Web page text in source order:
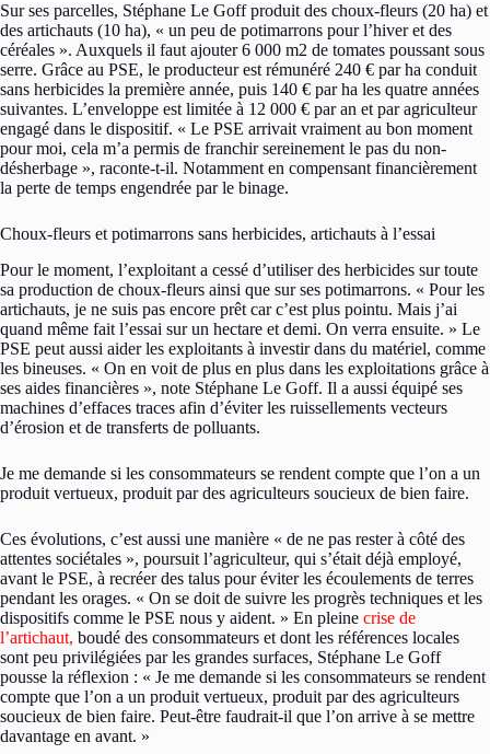
Sur ses parcelles, Stéphane Le Goff produit des choux-fleurs (20 ha) et
des artichauts (10 ha), « un peu de potimarrons pour l’hiver et des
céréales ». Auxquels il faut ajouter 6 000 m2 de tomates poussant sous
serre. Grâce au PSE, le producteur est rémunéré 240 € par ha conduit
sans herbicides la première année, puis 140 € par ha les quatre années
suivantes. L’enveloppe est limitée à 12 000 € par an et par agriculteur
engagé dans le dispositif. « Le PSE arrivait vraiment au bon moment
pour moi, cela m’a permis de franchir sereinement le pas du non-
désherbage », raconte-t-il. Notamment en compensant financièrement
la perte de temps engendrée par le binage.
Choux-fleurs et potimarrons sans herbicides, artichauts à l’essai
Pour le moment, l’exploitant a cessé d’utiliser des herbicides sur toute
sa production de choux-fleurs ainsi que sur ses potimarrons. « Pour les
artichauts, je ne suis pas encore prêt car c’est plus pointu. Mais j’ai
quand même fait l’essai sur un hectare et demi. On verra ensuite. » Le
PSE peut aussi aider les exploitants à investir dans du matériel, comme
les bineuses. « On en voit de plus en plus dans les exploitations grâce à
ses aides financières », note Stéphane Le Goff. Il a aussi équipé ses
machines d’effaces traces afin d’éviter les ruissellements vecteurs
d’érosion et de transferts de polluants.
Je me demande si les consommateurs se rendent compte que l’on a un
produit vertueux, produit par des agriculteurs soucieux de bien faire.
Ces évolutions, c’est aussi une manière « de ne pas rester à côté des
attentes sociétales », poursuit l’agriculteur, qui s’était déjà employé,
avant le PSE, à recréer des talus pour éviter les écoulements de terres
pendant les orages. « On se doit de suivre les progrès techniques et les
dispositifs comme le PSE nous y aident. » En pleine crise de
l’artichaut, boudé des consommateurs et dont les références locales
sont peu privilégiées par les grandes surfaces, Stéphane Le Goff
pousse la réflexion : « Je me demande si les consommateurs se rendent
compte que l’on a un produit vertueux, produit par des agriculteurs
soucieux de bien faire. Peut-être faudrait-il que l’on arrive à se mettre
davantage en avant. »